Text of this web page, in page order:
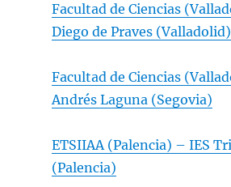
Facultad de Ciencias
Diego de Praves (Valladolid)
Facultad de Ciencias
Andrés Laguna (Segovia)
ETSIIAA (Palencia) – IES
(Palencia)